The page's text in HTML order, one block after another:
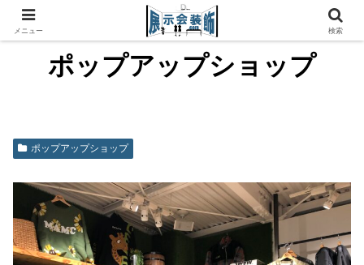
ポップアップショップ
ポップアップショップ
メニュー 検索